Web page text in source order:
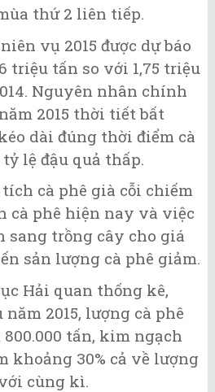
thứ 2 liên tiếp.
vụ 2015 được dự báo
triệu tấn so với 1,75 triệu
Nguyên nhân chính
2015 thời tiết bất
dài đúng thời điểm cà
lệ đậu quả thấp.
cà phê già cỗi chiếm
cà phê hiện nay và việc
sang trồng cây cho giá
sản lượng cà phê giảm.
Hải quan thống kê,
2015, lượng cà phê
tấn, kim ngạch
khoảng 30% cả về lượng
cùng kì.